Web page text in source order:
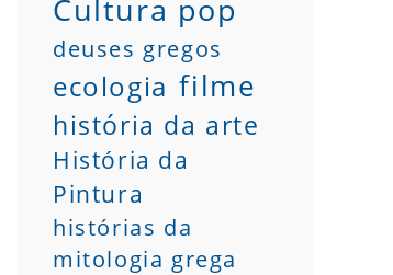
Cultura pop
deuses gregos
ecologia filme
história da arte
História da
Pintura
histórias da
mitologia grega